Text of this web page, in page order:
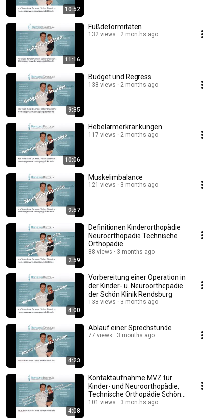
10:52
11:16
Fußdeformitäten
132 views 2 months ago
9:35
Budget und Regress
138 views 2 months ago
10:06
Hebelarmerkrankungen
117 views 2 months ago
9:57
Muskelimbalance
121 views 3 months ago
2:59
Definitionen Kinderorthopädie
Neuroorthopädie Technische
Orthopädie
88 views 3 months ago
4:00
Vorbereitung einer Operation in
der Kinder- u. Neuroorthopädie
der Schön Klinik Rendsburg
138 views 3 months ago
4:23
Ablauf einer Sprechstunde
77 views 3 months ago
4:08
Kontaktaufnahme MVZ für
Kinder- und Neuroorthopädie,
Technische Orthopädie Schön
Klinik Rendsburg
101 views 3 months ago